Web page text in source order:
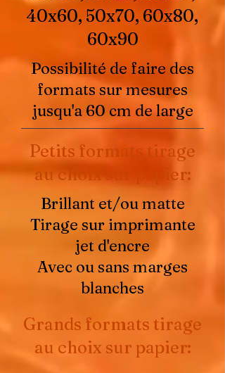
40x60, 50x70, 60x80,
60x90
Possibilité de faire des
formats sur mesures
jusqu'a 60 cm de large
Petits formats tirage
au choix sur papier:
Brillant et/ou matte
Tirage sur imprimante
jet d'encre
Avec ou sans marges
blanches
Grands formats tirage
au choix sur papier: